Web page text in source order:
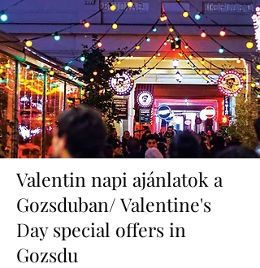
Valentin napi ajánlatok a
Gozsduban/ Valentine's
Day special offers in
Gozsdu